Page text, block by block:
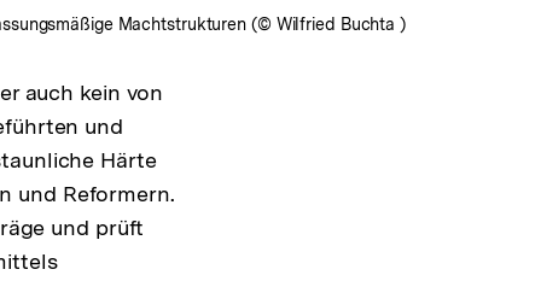
Machtstrukturen (© Wilfried Buchta )
auch kein von
und
Härte
und Reformern.
und prüft